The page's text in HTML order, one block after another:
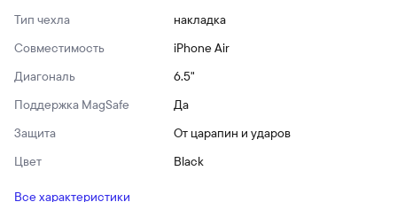
Тип чехла
накладка
Совместимость
iPhone Air
Диагональ
6.5"
Поддержка MagSafe
Да
Защита
От царапин и ударов
Цвет
Black
Все характеристики